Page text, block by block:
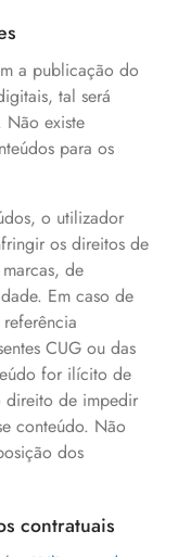
a publicação do
tal será
Não existe
para os
o utilizador
os direitos de
de
Em caso de
CUG ou das
for ilícito de
direito de impedir
conteúdo. Não
dos
contratuais